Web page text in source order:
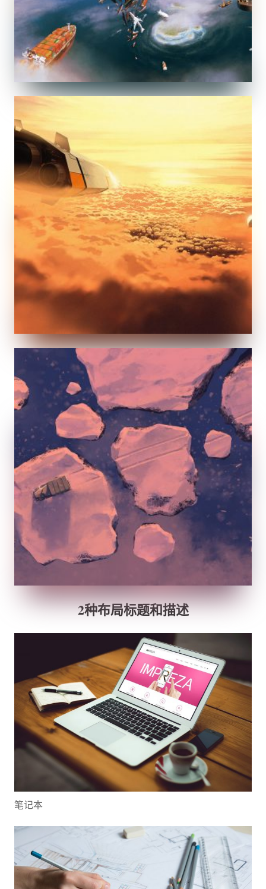
2种布局标题和描述
笔记本